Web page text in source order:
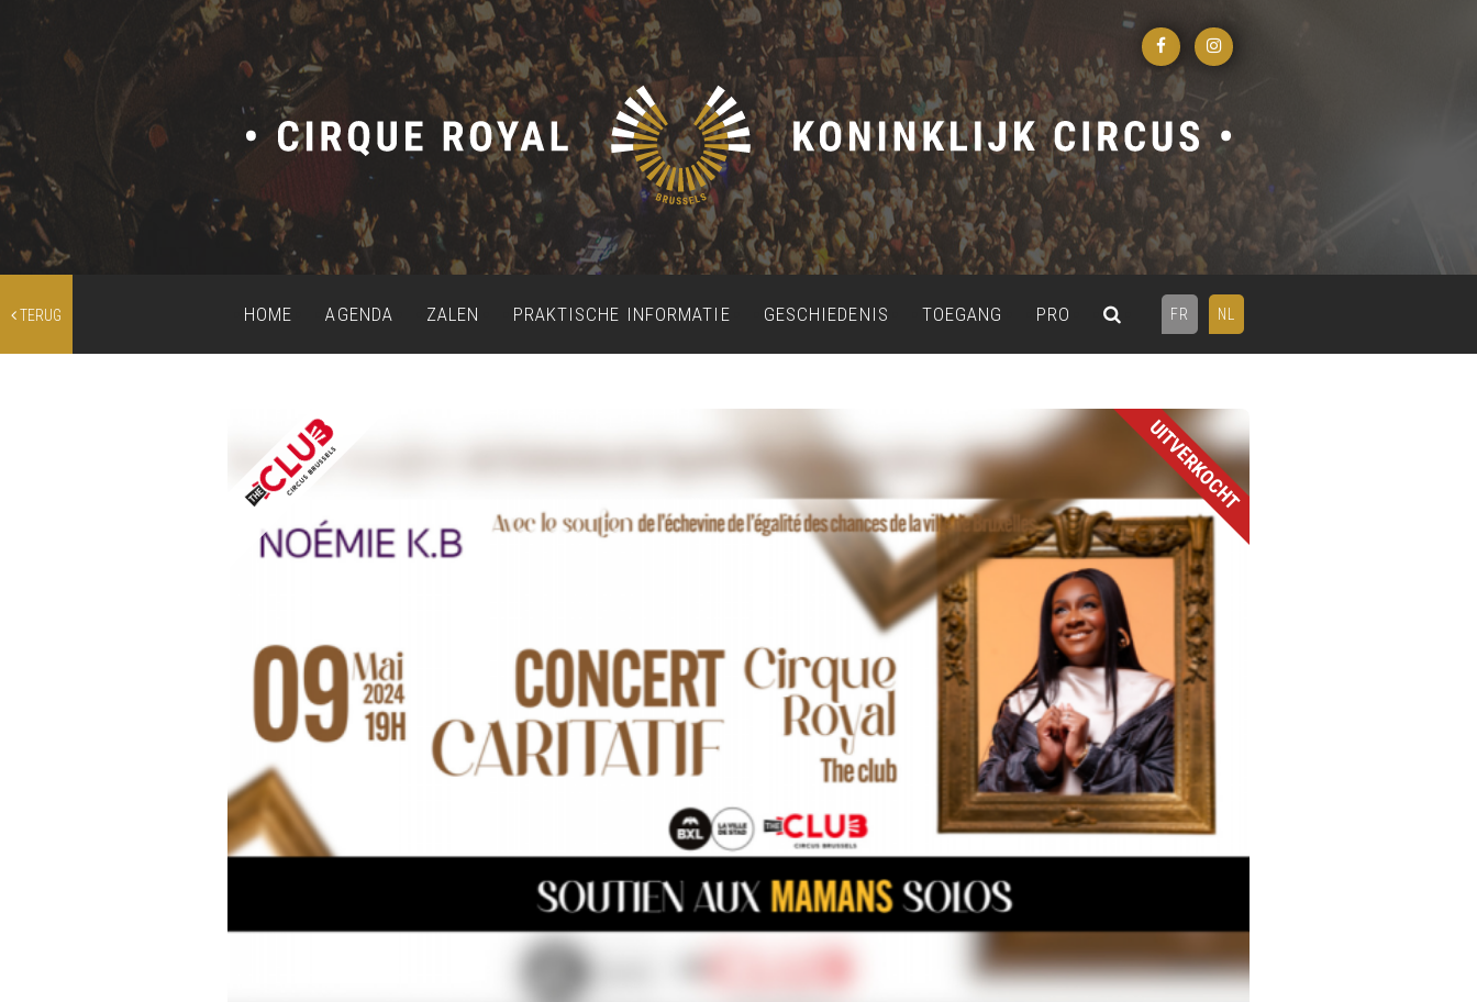
TERUG FR NL
HOME AGENDA ZALEN PRAKTISCHE INFORMATIE GESCHIEDENIS TOEGANG PRO
UITVERKOCHT